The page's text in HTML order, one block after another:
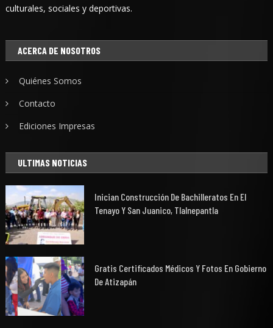
culturales, sociales y deportivas.
ACERCA DE NOSOTROS
Quiénes Somos
Contacto
Ediciones Impresas
ULTIMAS NOTICIAS
Inician Construcción De Bachilleratos En El
Tenayo Y San Juanico, Tlalnepantla
Gratis Certificados Médicos Y Fotos En Gobierno
De Atizapán